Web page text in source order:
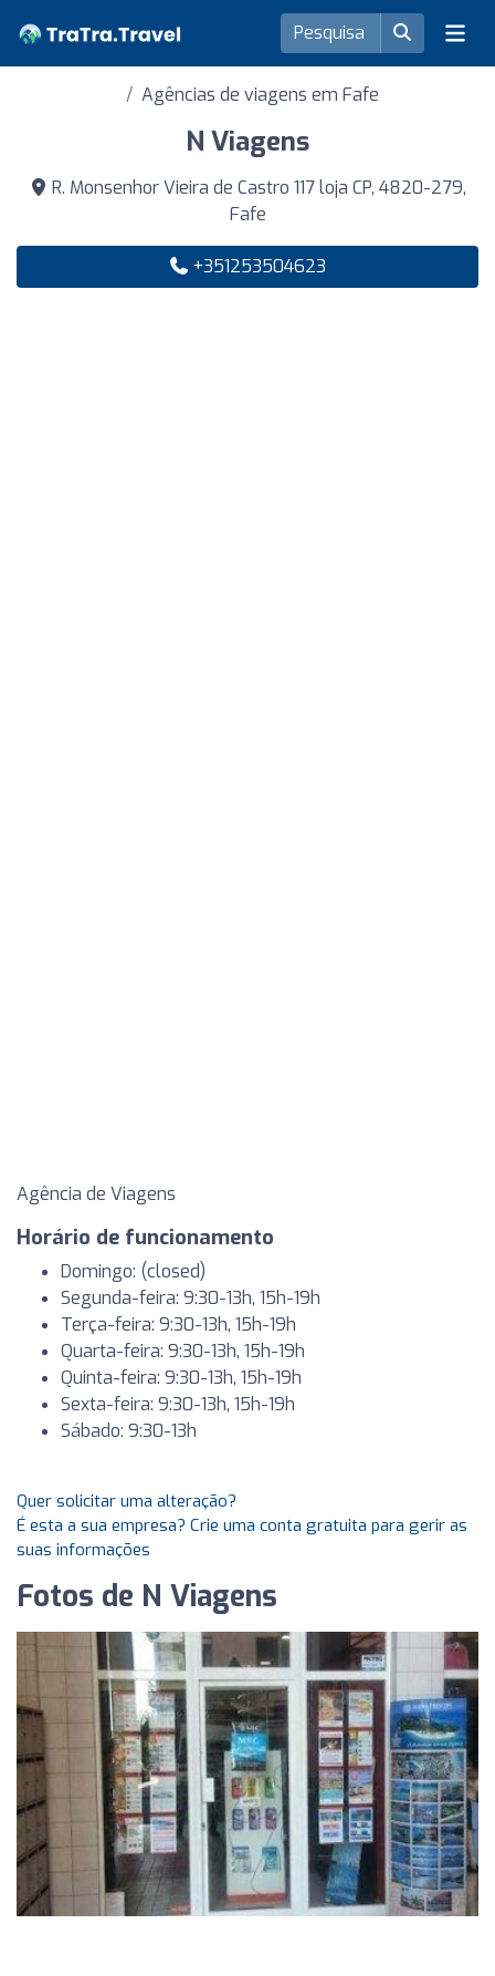
Agências de viagens em Fafe
N Viagens
R. Monsenhor Vieira de Castro 117 loja CP, 4820-279,
Fafe
+351253504623
Agência de Viagens
Horário de funcionamento
Domingo: (closed)
Segunda-feira: 9:30-13h, 15h-19h
Terça-feira: 9:30-13h, 15h-19h
Quarta-feira: 9:30-13h, 15h-19h
Quinta-feira: 9:30-13h, 15h-19h
Sexta-feira: 9:30-13h, 15h-19h
Sábado: 9:30-13h
Quer solicitar uma alteração?
É esta a sua empresa? Crie uma conta gratuita para gerir as
suas informações
Fotos de N Viagens